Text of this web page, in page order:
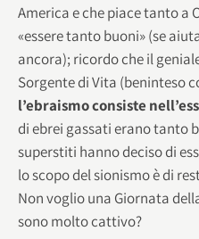
America e che piace tanto a
«essere tanto buoni» (se
ancora); ricordo che il
Sorgente di Vita (beninteso
l’ebraismo consiste
di ebrei gassati erano tanto
superstiti hanno deciso di
lo scopo del sionismo è di
Non voglio una Giornata
sono molto cattivo?